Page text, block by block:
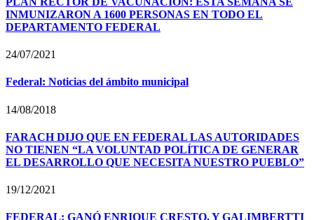
INMUNIZARON A 1600 PERSONAS EN TODO EL
DEPARTAMENTO FEDERAL
24/07/2021
Federal: Noticias del ámbito municipal
14/08/2018
FARACH DIJO QUE EN FEDERAL LAS AUTORIDADES
NO TIENEN “LA VOLUNTAD POLÍTICA DE GENERAR
EL DESARROLLO QUE NECESITA NUESTRO PUEBLO”
19/12/2021
FEDERAL: GANÓ ENRIQUE CRESTO, Y GALIMBERTTI